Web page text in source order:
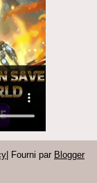
| Fourni par Blogger